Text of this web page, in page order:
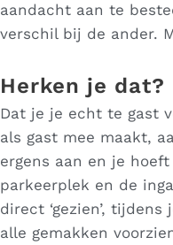
aandacht aan te
verschil bij de ander.
Herken je dat?
Dat je je echt te gast
als gast mee maakt,
ergens aan en je
parkeerplek en de
direct ‘gezien’,
alle gemakken